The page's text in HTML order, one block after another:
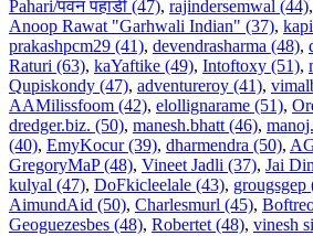
Pahari/पवन पहाडी (47), rajindersemwal (44),
Anoop Rawat "Garhwali Indian" (37),
prakashpcm29 (41), devendrasharma (48),
Raturi (63), kaYaftike (49), Intoftoxy (51),
Qupiskondy (47), adventureroy (41),
AAMilissfoom (42), elollignarame (51),
dredger.biz. (50), manesh.bhatt (46),
(40), EmyKocur (39), dharmendra (50),
GregoryMaP (48), Vineet Jadli (37), Jai
kulyal (47), DoFkicleelale (43), grougsgep
AimundAid (50), Charlesmurl (45),
Geoguezesbes (48), Robertet (48), vinesh